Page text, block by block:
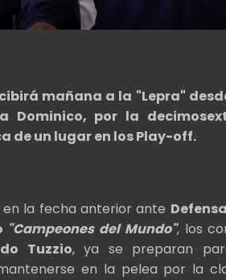
mañana a la "Lepra"
Dominico, por la
de un lugar en los Play-off.
la fecha anterior ante
"Campeones del Mundo", los
Tuzzio, ya se preparan
en la pelea por la